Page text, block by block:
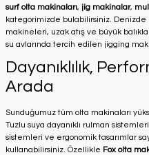
surf olta makinaları, jig makinalar,
kategorimizde bulabilirsiniz. Denizde
makineleri, uzak atış ve büyük
su avlarında tercih edilen jigging
Dayanıklılık,
Arada
Sunduğumuz tüm olta makinaları
Tuzlu suya dayanıklı rulman
sistemleri ve ergonomik tasarımlar
kullanabilirsiniz. Özellikle Fox olta